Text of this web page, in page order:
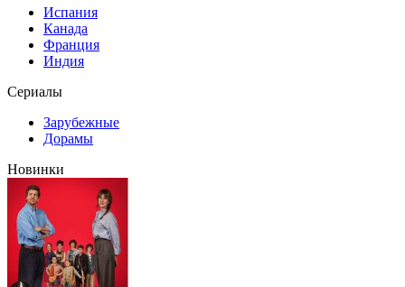
Испания
Канада
Франция
Индия
Сериалы
Зарубежные
Дорамы
Новинки